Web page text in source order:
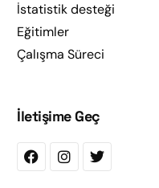
İstatistik desteği
Eğitimler
Çalışma Süreci
İletişime Geç